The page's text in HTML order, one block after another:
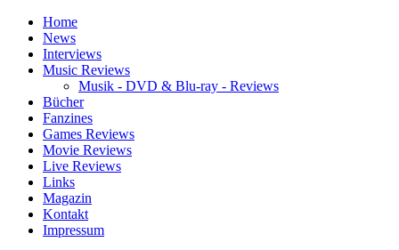
Home
News
Interviews
Music Reviews
Musik - DVD & Blu-ray - Reviews
Bücher
Fanzines
Games Reviews
Movie Reviews
Live Reviews
Links
Magazin
Kontakt
Impressum